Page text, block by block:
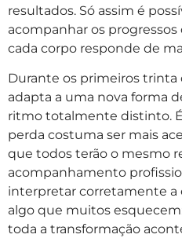
resultados. Só assim é
acompanhar os progressos
cada corpo responde de
Durante os primeiros trinta
adapta a uma nova forma
ritmo totalmente distinto.
perda costuma ser mais
que todos terão o mesmo
acompanhamento
interpretar corretamente a
algo que muitos
toda a transformação